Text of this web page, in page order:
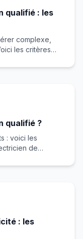
qualifié : les
complexe,
les critères
qualifié ?
: voici les
de
: les